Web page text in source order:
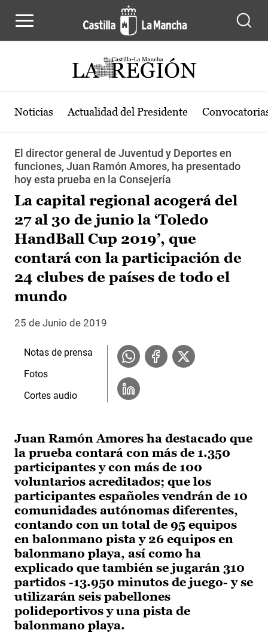
Noticias Actualidad del Presidente
El director general de Juventud y Deportes en
funciones, Juan Ramón Amores, ha presentado
hoy esta prueba en la Consejería
La capital regional acogerá del
27 al 30 de junio la ‘Toledo
HandBall Cup 2019’, que
contará con la participación de
24 clubes de países de todo el
mundo
25 de Junio de 2019
Juan Ramón Amores ha destacado que
la prueba contará con más de 1.350
participantes y con más de 100
voluntarios acreditados; que los
participantes españoles vendrán de 10
comunidades autónomas diferentes,
contando con un total de 95 equipos
en balonmano pista y 26 equipos en
balonmano playa, así como ha
explicado que también se jugarán 310
partidos -13.950 minutos de juego- y se
utilizarán seis pabellones
polideportivos y una pista de
balonmano playa.
Notas de prensa
Fotos
Cortes audio